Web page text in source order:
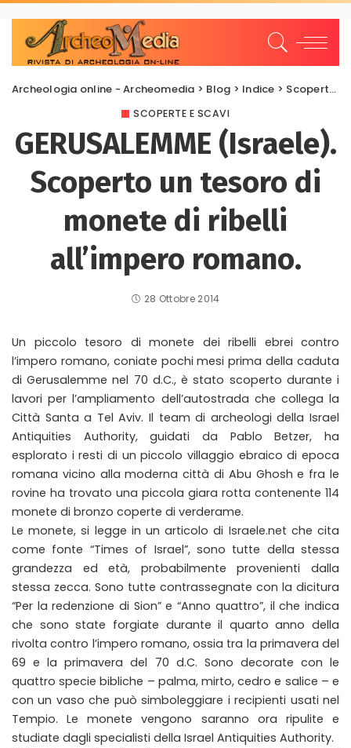
Archeologia online - Archeomedia > Blog > Indice > Scoperte e scavi
SCOPERTE E SCAVI
GERUSALEMME (Israele).
Scoperto un tesoro di
monete di ribelli
all’impero romano.
28 Ottobre 2014
Un piccolo tesoro di monete dei ribelli ebrei contro
l’impero romano, coniate pochi mesi prima della caduta
di Gerusalemme nel 70 d.C., è stato scoperto durante i
lavori per l’ampliamento dell’autostrada che collega la
Città Santa a Tel Aviv. Il team di archeologi della Israel
Antiquities Authority, guidati da Pablo Betzer, ha
esplorato i resti di un piccolo villaggio ebraico di epoca
romana vicino alla moderna città di Abu Ghosh e fra le
rovine ha trovato una piccola giara rotta contenente 114
monete di bronzo coperte di verderame.
Le monete, si legge in un articolo di Israele.net che cita
come fonte “Times of Israel”, sono tutte della stessa
grandezza ed età, probabilmente provenienti dalla
stessa zecca. Sono tutte contrassegnate con la dicitura
“Per la redenzione di Sion” e “Anno quattro”, il che indica
che sono state forgiate durante il quarto anno della
rivolta contro l’impero romano, ossia tra la primavera del
69 e la primavera del 70 d.C. Sono decorate con le
quattro specie bibliche – palma, mirto, cedro e salice – e
con un vaso che può simboleggiare i recipienti usati nel
Tempio. Le monete vengono saranno ora ripulite e
studiate dagli specialisti della Israel Antiquities Authority.